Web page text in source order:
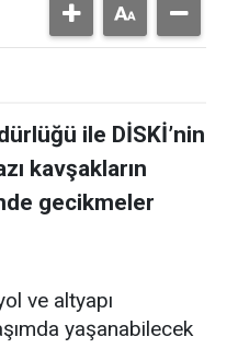
ile DİSKİ’nin
kavşakların
gecikmeler
ve altyapı
yaşanabilecek